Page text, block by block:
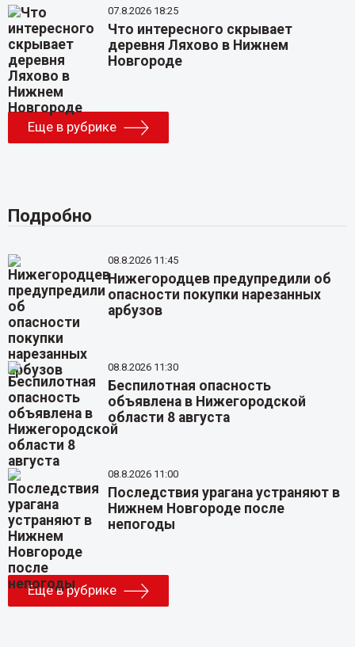
07.8.2026 18:25
Что интересного скрывает
деревня Ляхово в Нижнем
Новгороде
Еще в рубрике
Подробно
08.8.2026 11:45
Нижегородцев предупредили об
опасности покупки нарезанных
арбузов
08.8.2026 11:30
Беспилотная опасность
объявлена в Нижегородской
области 8 августа
08.8.2026 11:00
Последствия урагана устраняют в
Нижнем Новгороде после
непогоды
Еще в рубрике